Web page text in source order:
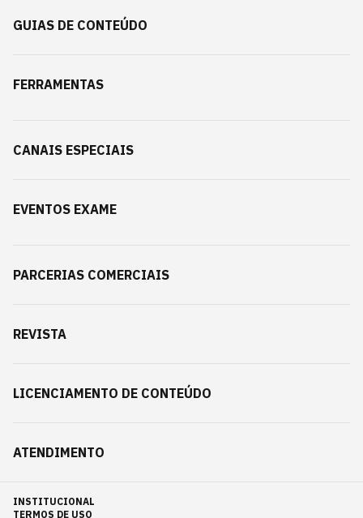
GUIAS DE CONTEÚDO
FERRAMENTAS
CANAIS ESPECIAIS
EVENTOS EXAME
PARCERIAS COMERCIAIS
REVISTA
LICENCIAMENTO DE CONTEÚDO
ATENDIMENTO
INSTITUCIONAL
TERMOS DE USO